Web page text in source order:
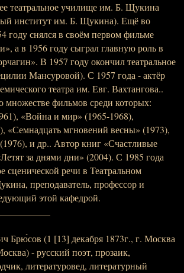
театральное училище им. Б. Щукина
институт им. Б. Щукина). Ещё во
году снялся в своём первом фильме
а в 1956 году сыграл главную роль в
В 1957 году окончил театральное
Мансуровой). С 1957 года - актёр
театра им. Евг. Вахтангова..
множестве фильмов среди которых:
«Война и мир» (1965-1968),
«Семнадцать мгновений весны» (1973),
и др.. Автор книг «Счастливые
за днями дни» (2004). С 1985 года
сценической речи в Театральном
преподаватель, профессор и
этой кафедрой.
Брю́сов (1 [13] декабря 1873г., г. Москва
- русский поэт, прозаик,
литературовед, литературный